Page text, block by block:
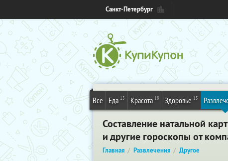
Санкт-Петербург
Все Еда 15 Красота 18 Здоровье 15
Составление натальной
и другие гороскопы от
Главная Развлечения Другое